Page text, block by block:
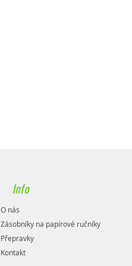
Info
O nás
Zásobníky na papírové ručníky
Přepravky
Kontakt